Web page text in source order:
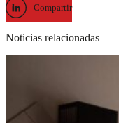
Compartir
Noticias relacionadas